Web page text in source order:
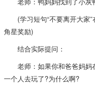
(学习短句“不要离开大家”
角星奖励)
结合实际提问：
老师：如果你和爸爸妈妈
一个人去玩了?为什么啊?